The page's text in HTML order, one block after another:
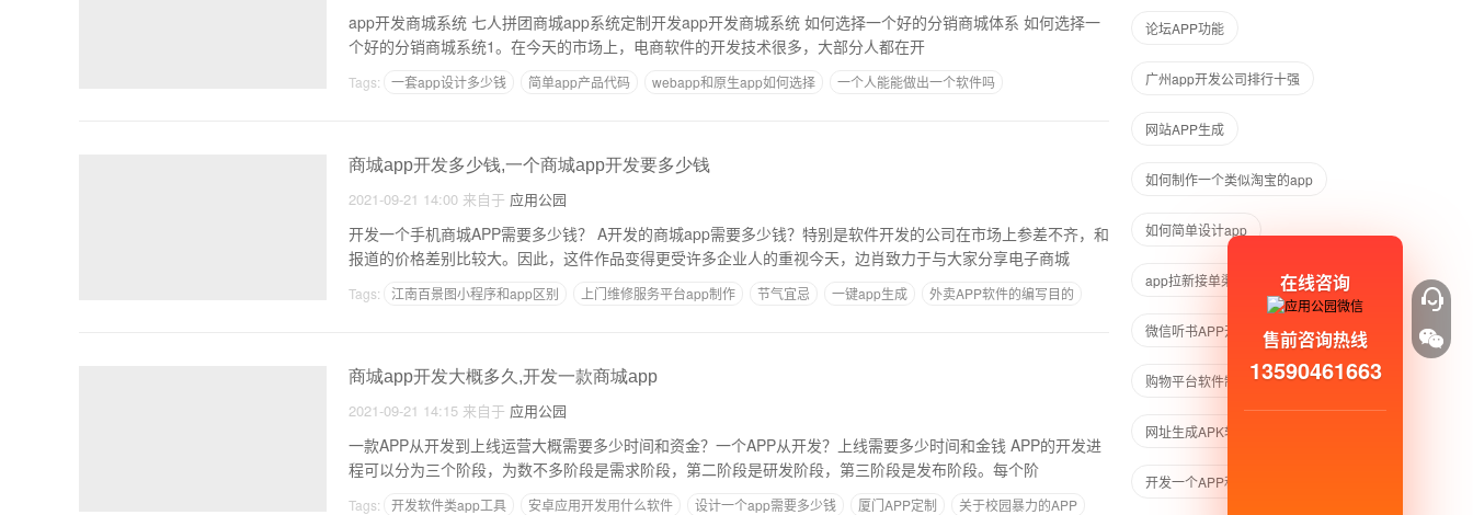
app开发商城系统 七人拼团商城app系统定制开发app开发商城系统 如何选择一个好的分销商城体系 如何选择一
个好的分销商城系统1。在今天的市场上，电商软件的开发技术很多，大部分人都在开
Tags: 一套app设计多少钱 简单app产品代码 webapp和原生app如何选择
一个人能能做出一个软件吗
商城app开发多少钱,一个商城app开发要多少钱
2021-09-21 14:00 来自于 应用公园
开发一个手机商城APP需要多少钱？ A开发的商城app需要多少钱？特别是软件开发的公司在市场上参差不齐，和
报道的价格差别比较大。因此，这件作品变得更受许多企业人的重视今天，边肖致力于与大家分享电子商城
Tags: 江南百景图小程序和app区别 上门维修服务平台app制作 节气宜忌 一键app生成
外卖APP软件的编写目的
商城app开发大概多久,开发一款商城app
2021-09-21 14:15 来自于 应用公园
一款APP从开发到上线运营大概需要多少时间和资金？一个APP从开发？上线需要多少时间和金钱 APP的开发进
程可以分为三个阶段，为数不多阶段是需求阶段，第二阶段是研发阶段，第三阶段是发布阶段。每个阶
Tags: 开发软件类app工具 安卓应用开发用什么软件 设计一个app需要多少钱 厦门APP定制
关于校园暴力的APP
论坛APP功能
广州app开发公司排行十强
网站APP生成
如何制作一个类似淘宝的app
如何简单设计app
app拉新接单渠道
微信听书APP开发
购物平台软件制作
网址生成APK软件
开发一个APP和租用一个类似的APP
在线咨询
售前咨询热线
13590461663